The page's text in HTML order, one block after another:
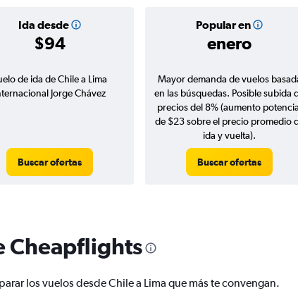
Ida desde
$94
Popular en
enero
de ida de Chile a Lima
Jorge Chávez
Buscar ofertas
Mayor demanda de vuelos
en las búsquedas. Posible subida
precios del 8% (aumento
de $23 sobre el precio promedio
ida y vuelta).
Buscar ofertas
Cheapflights
los vuelos desde Chile a Lima que más te convengan.